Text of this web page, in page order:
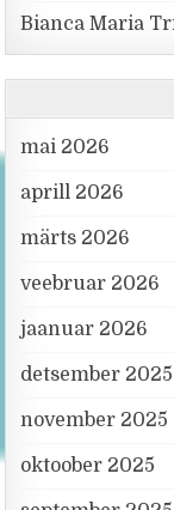
Bianca Maria
mai 2026
aprill 2026
märts 2026
veebruar 2026
jaanuar 2026
detsember 2025
november 2025
oktoober 2025